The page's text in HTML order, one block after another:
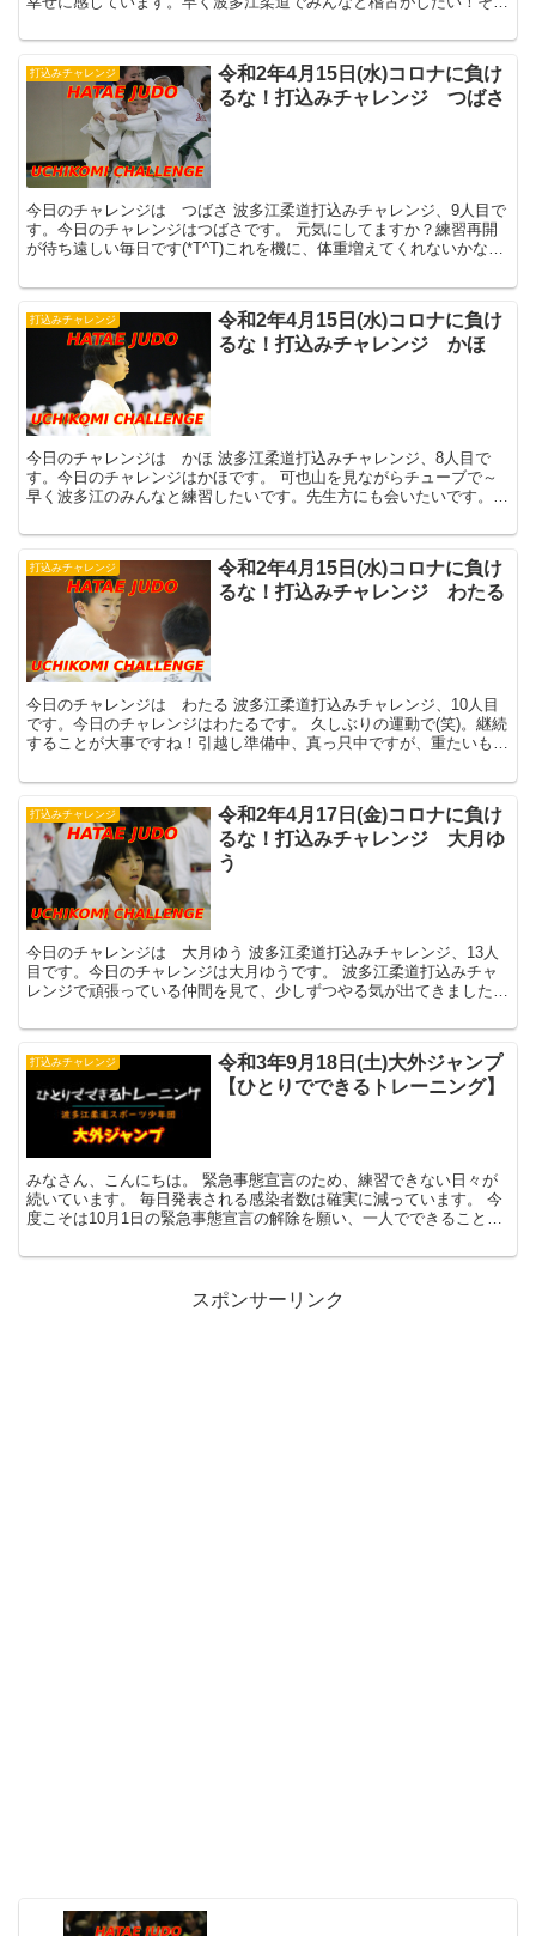
打込みチャレンジ
令和2年4月15日(水)コロナに負け
るな！打込みチャレンジ つばさ
今日のチャレンジは つばさ 波多江柔道打込みチャレンジ、9人目で
す。今日のチャレンジはつばさです。 元気にしてますか？練習再開
が待ち遠しい毎日です(*T^T)これを機に、体重増えてくれないかな！
打込みチャレンジ
令和2年4月15日(水)コロナに負け
るな！打込みチャレンジ かほ
今日のチャレンジは かほ 波多江柔道打込みチャレンジ、8人目で
す。今日のチャレンジはかほです。 可也山を見ながらチューブで～
早く波多江のみんなと練習したいです。先生方にも会いたいです。
打込みチャレンジ
令和2年4月15日(水)コロナに負け
るな！打込みチャレンジ わたる
今日のチャレンジは わたる 波多江柔道打込みチャレンジ、10人目
です。今日のチャレンジはわたるです。 久しぶりの運動で(笑)。継続
することが大事ですね！引越し準備中、真っ只中ですが、重たいもの
打込みチャレンジ
令和2年4月17日(金)コロナに負け
るな！打込みチャレンジ 大月ゆ
う
今日のチャレンジは 大月ゆう 波多江柔道打込みチャレンジ、13人
目です。今日のチャレンジは大月ゆうです。 波多江柔道打込みチャ
レンジで頑張っている仲間を見て、少しずつやる気が出てきました。
打込みチャレンジ
令和3年9月18日(土)大外ジャンプ
【ひとりでできるトレーニング】
みなさん、こんにちは。 緊急事態宣言のため、練習できない日々が
続いています。 毎日発表される感染者数は確実に減っています。 今
度こそは10月1日の緊急事態宣言の解除を願い、一人でできることを
スポンサーリンク